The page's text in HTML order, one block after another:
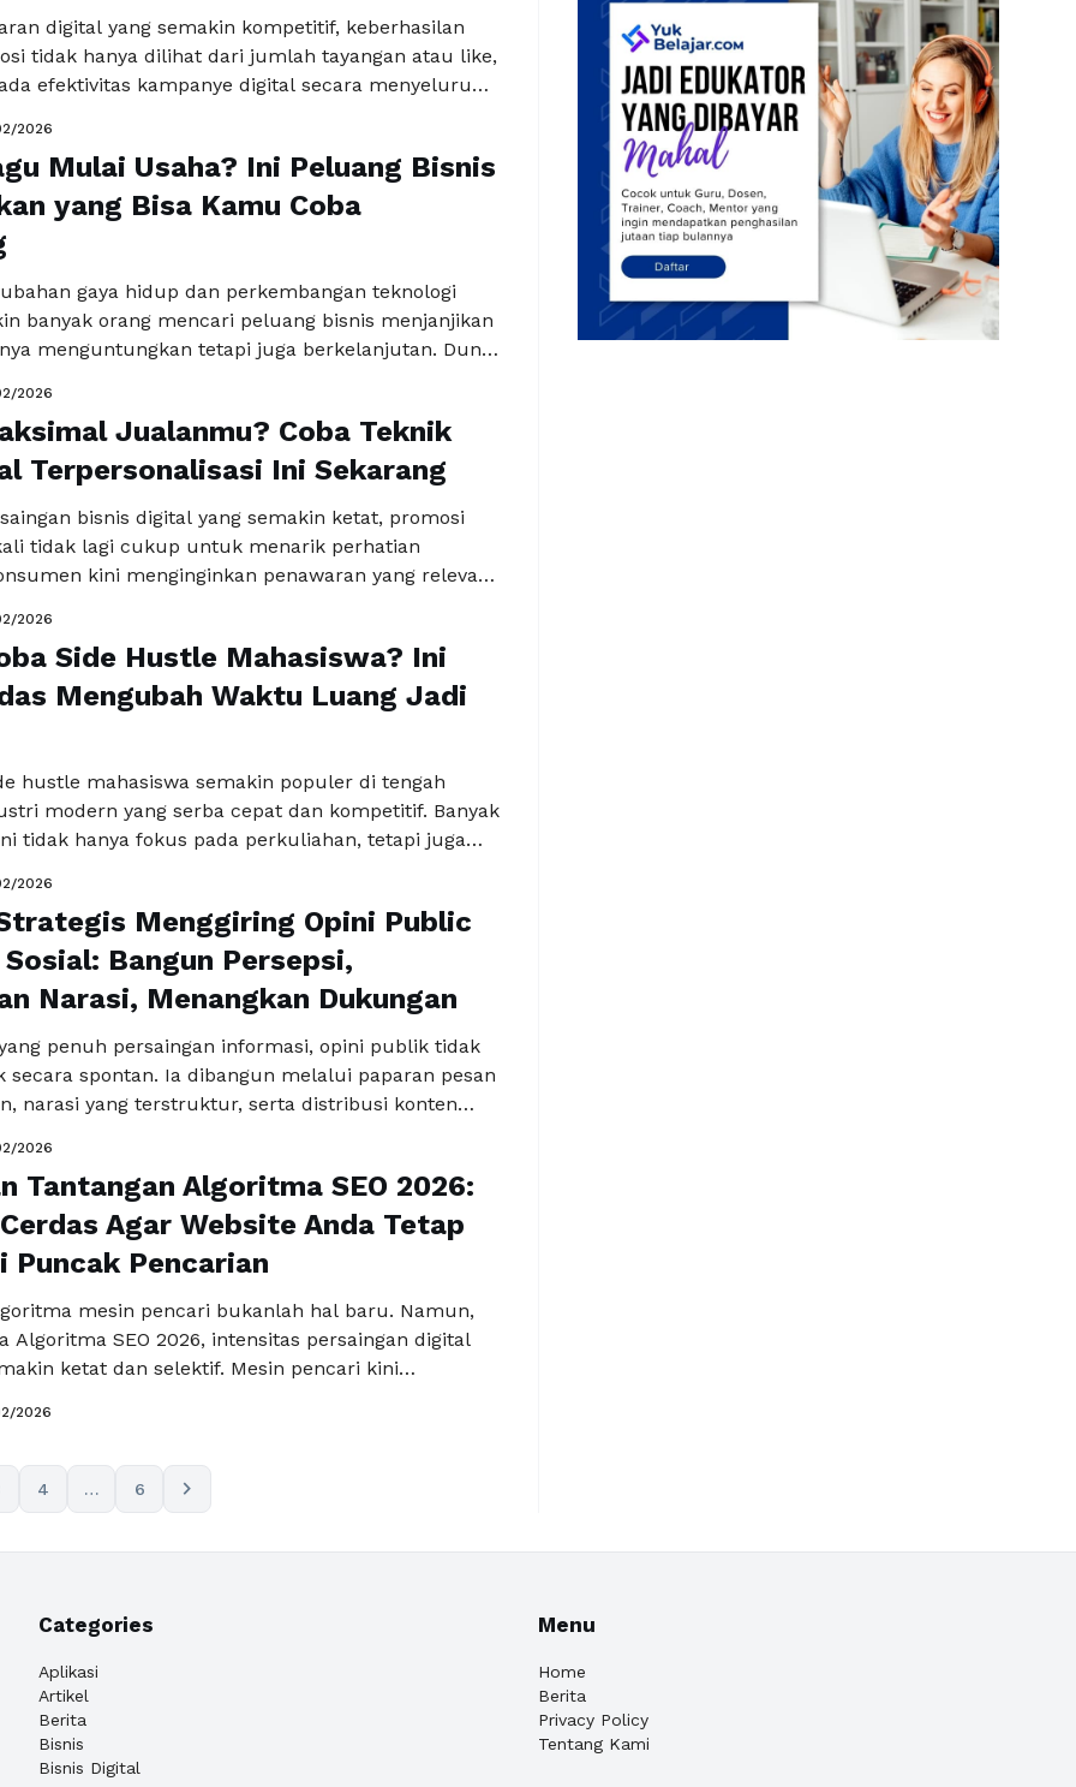
digital yang semakin kompetitif, keberhasilan
tidak hanya dilihat dari jumlah tayangan atau like,
efektivitas kampanye digital secara menyeluruh.
merasa sudah membuat iklan yang menarik,
dirasakan tetap kurang maksimal karena target
tepat, konten kurang relevan, atau media yang
…Baca Selengkapnya
2026
Mulai Usaha? Ini Peluang Bisnis
yang Bisa Kamu Coba
gaya hidup dan perkembangan teknologi
banyak orang mencari peluang bisnis menjanjikan
menguntungkan tetapi juga berkelanjutan. Dunia
lagi terbatas pada model konvensional, karena
membuka jalan bagi siapa saja untuk
dari nol. Melalui berbagai pembahasan seputar
dan pengembangan usaha, … Baca Selengkapnya
2026
Jualanmu? Coba Teknik
Terpersonalisasi Ini Sekarang
bisnis digital yang semakin ketat, promosi
tidak lagi cukup untuk menarik perhatian
kini menginginkan penawaran yang relevan,
eksklusif. Di sinilah teknik flash deal
menjadi strategi yang mampu menciptakan
kedekatan emosional dengan pelanggan. Konsep
promo terbatas waktu dengan penyesuaian
2026
Side Hustle Mahasiswa? Ini
Mengubah Waktu Luang Jadi
hustle mahasiswa semakin populer di tengah
modern yang serba cepat dan kompetitif. Banyak
tidak hanya fokus pada perkuliahan, tetapi juga
sumber penghasilan tambahan yang relevan
dan keahlian mereka. Tren ini bukan sekadar
uang saku, melainkan juga tentang mengasah
membangun portofolio, dan memperluas …
2026
Menggiring Opini Public
Bangun Persepsi,
Narasi, Menangkan Dukungan
penuh persaingan informasi, opini publik tidak
secara spontan. Ia dibangun melalui paparan pesan
narasi yang terstruktur, serta distribusi konten
Media sosial telah menjadi arena utama
Dalam konteks inilah kemampuan
public menjadi faktor krusial untuk membangun
citra, dan meraih dukungan …Baca
2026
Tantangan Algoritma SEO 2026:
Agar Website Anda Tetap
Puncak Pencarian
mesin pencari bukanlah hal baru. Namun,
Algoritma SEO 2026, intensitas persaingan digital
ketat dan selektif. Mesin pencari kini
jauh lebih cerdas, mampu membaca perilaku
konteks pencarian, hingga menilai kualitas
peringkat bukan lagi sekadar kemungkinan—
nyata. …Baca Selengkapnya
2026
4 … 6 chevron_right
Categories
Aplikasi
Artikel
Berita
Bisnis
Bisnis Digital
Menu
Home
Berita
Privacy Policy
Tentang Kami